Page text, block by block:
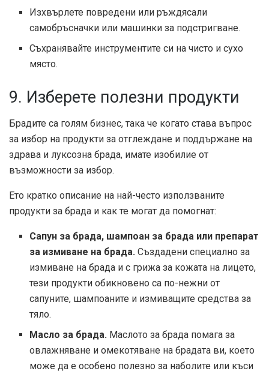
Изхвърлете повредени или ръждясали
самобръсначки или машинки за подстригване.
Съхранявайте инструментите си на чисто и сухо
място.
9. Изберете полезни продукти
Брадите са голям бизнес, така че когато става въпрос
за избор на продукти за отглеждане и поддържане на
здрава и луксозна брада, имате изобилие от
възможности за избор.
Ето кратко описание на най-често използваните
продукти за брада и как те могат да помогнат:
Сапун за брада, шампоан за брада или препарат
за измиване на брада. Създадени специално за
измиване на брада и с грижа за кожата на лицето,
тези продукти обикновено са по-нежни от
сапуните, шампоаните и измиващите средства за
тяло.
Масло за брада. Маслото за брада помага за
овлажняване и омекотяване на брадата ви, което
може да е особено полезно за наболите или къси